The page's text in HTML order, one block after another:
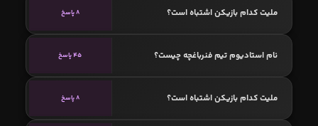
ملیت کدام بازیکن اشتباه است؟ 8 پاسخ
نام استادیوم تیم فنرباغچه چیست؟ 45 پاسخ
ملیت کدام بازیکن اشتباه است؟ 8 پاسخ